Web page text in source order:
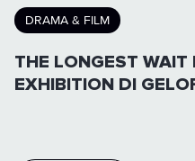
DRAMA & FILM
THE LONGEST
EXHIBITION DI